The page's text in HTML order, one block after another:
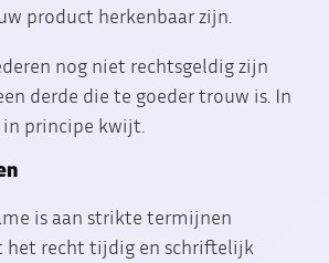
product herkenbaar zijn.
nog niet rechtsgeldig zijn
derde die te goeder trouw is. In
in principe kwijt.
is aan strikte termijnen
het recht tijdig en schriftelijk